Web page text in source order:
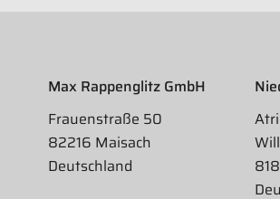
Max Rappenglitz GmbH
Frauenstraße 50
82216 Maisach
Deutschland